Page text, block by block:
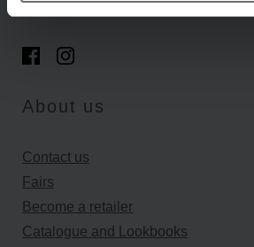
About us
Contact us
Fairs
Become a retailer
Catalogue and Lookbooks